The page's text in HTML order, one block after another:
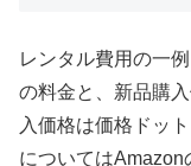
レンタル費用の一
の料金と、新品購
入価格は価格ドッ
についてはAmazon